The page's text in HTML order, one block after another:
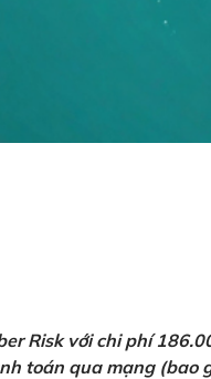
Risk với chi phí
toán qua mạng